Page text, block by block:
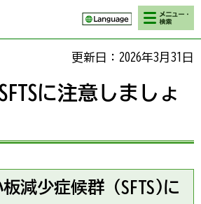
検索・メニ
ュー
更新日：2026年3月31日
に注意しましょ
減少症候群（SFTS)に